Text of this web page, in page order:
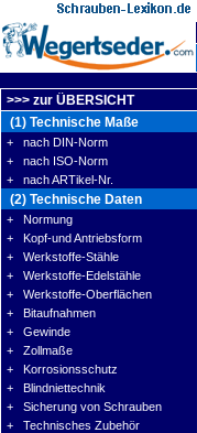
>>> zur ÜBERSICHT
(1) Technische Maße
+ nach DIN-Norm
+ nach ISO-Norm
+ nach ARTikel-Nr.
(2) Technische Daten
+ Normung
+ Kopf-und Antriebsform
+ Werkstoffe-Stähle
+ Werkstoffe-Edelstähle
+ Werkstoffe-Oberflächen
+ Bitaufnahmen
+ Gewinde
+ Zollmaße
+ Korrosionsschutz
+ Blindniettechnik
+ Sicherung von Schrauben
+ Technisches Zubehör